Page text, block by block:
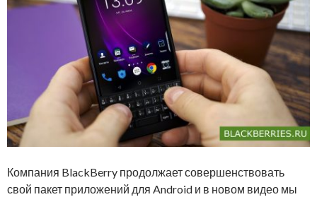
Компания BlackBerry продолжает совершенствовать
свой пакет приложений для Android и в новом видео мы